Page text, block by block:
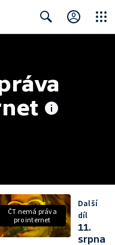
ČT nemá práva
pro internet
Další
díl
11.
srpna